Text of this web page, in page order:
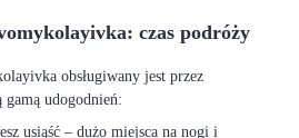
czas podróży
obsługiwany jest przez
gamą udogodnień:
usiąść – dużo miejsca na nogi i